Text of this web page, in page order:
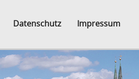
Datenschutz Impressum